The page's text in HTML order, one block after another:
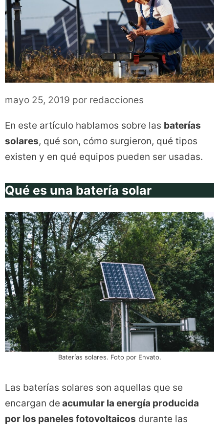
mayo 25, 2019 por redacciones
En este artículo hablamos sobre las baterías
solares, qué son, cómo surgieron, qué tipos
existen y en qué equipos pueden ser usadas.
Qué es una batería solar
Baterías solares. Foto por Envato.
Las baterías solares son aquellas que se
encargan de acumular la energía producida
por los paneles fotovoltaicos durante las